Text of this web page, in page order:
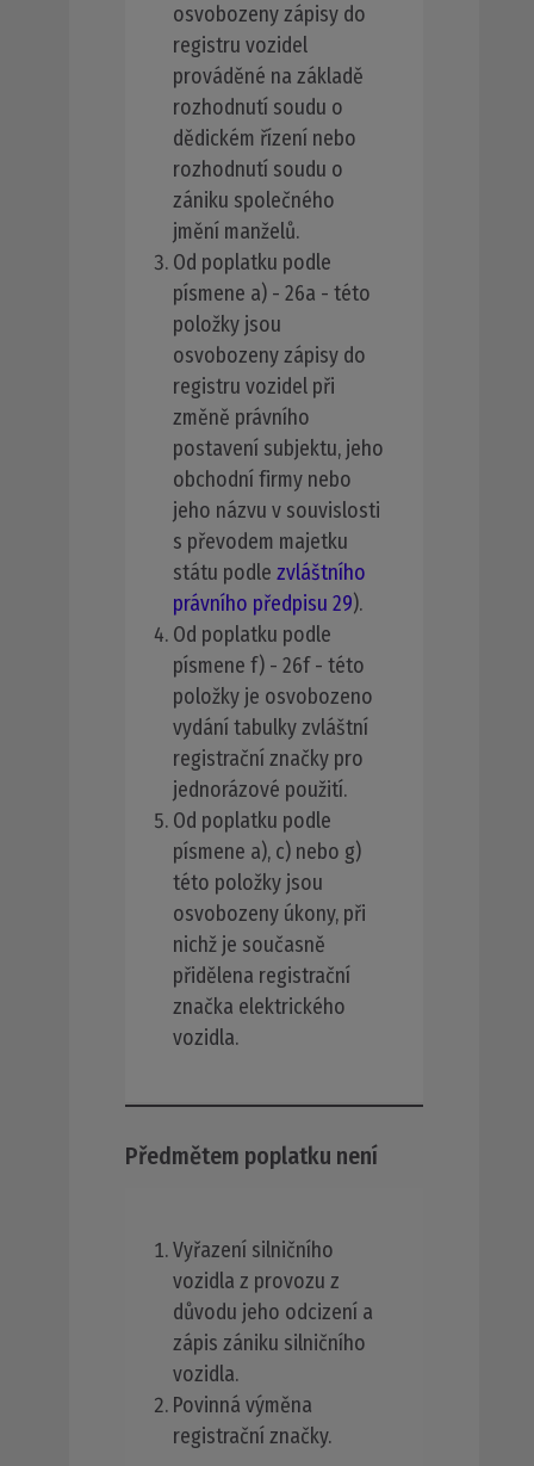
osvobozeny zápisy do
registru vozidel
prováděné na základě
rozhodnutí soudu o
dědickém řízení nebo
rozhodnutí soudu o
zániku společného
jmění manželů.
Od poplatku podle
písmene a) - 26a - této
položky jsou
osvobozeny zápisy do
registru vozidel při
změně právního
postavení subjektu, jeho
obchodní firmy nebo
jeho názvu v souvislosti
s převodem majetku
státu podle zvláštního
právního předpisu 29).
Od poplatku podle
písmene f) - 26f - této
položky je osvobozeno
vydání tabulky zvláštní
registrační značky pro
jednorázové použití.
Od poplatku podle
písmene a), c) nebo g)
této položky jsou
osvobozeny úkony, při
nichž je současně
přidělena registrační
značka elektrického
vozidla.
Předmětem poplatku není
Vyřazení silničního
vozidla z provozu z
důvodu jeho odcizení a
zápis zániku silničního
vozidla.
Povinná výměna
registrační značky.